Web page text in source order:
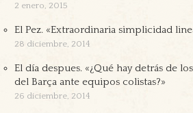
2 enero, 2015
El Pez. «Extraordinaria simplicidad
28 diciembre, 2014
El día despues. «¿Qué hay detrás de
del Barça ante equipos colistas?»
26 diciembre, 2014